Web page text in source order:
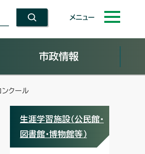
メニュー
市政情報
クール
生涯学習施設（公民館・
図書館・博物館等）